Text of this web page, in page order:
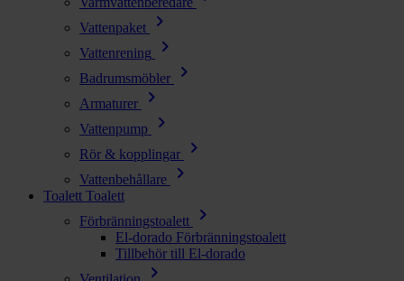
Vattenpaket chevron_right
Vattenrening chevron_right
Badrumsmöbler chevron_right
Armaturer chevron_right
Vattenpump chevron_right
Rör & kopplingar chevron_right
Vattenbehållare chevron_right
Toalett Toalett
Förbränningstoalett
chevron_right
El-dorado Förbränningstoalett
Tillbehör till El-dorado
chevron_right